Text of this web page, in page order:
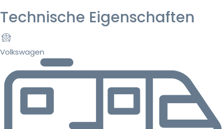
Technische Eigenschaften
Volkswagen